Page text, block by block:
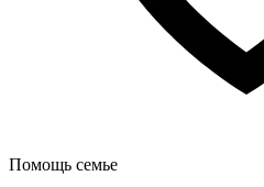
Помощь семье